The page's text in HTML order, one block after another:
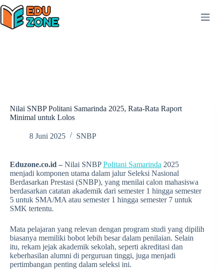
Skip
to
content
Nilai SNBP Politani Samarinda 2025, Rata-Rata Raport
Minimal untuk Lolos
8 Juni 2025 SNBP
Eduzone.co.id – Nilai SNBPPolitani Samarinda 2025
menjadi komponen utama dalam jalur Seleksi Nasional
Berdasarkan Prestasi (SNBP), yang menilai calon mahasiswa
berdasarkan catatan akademik dari semester 1 hingga semester
5 untuk SMA/MA atau semester 1 hingga semester 7 untuk
SMK tertentu.
Mata pelajaran yang relevan dengan program studi yang dipilih
biasanya memiliki bobot lebih besar dalam penilaian. Selain
itu, rekam jejak akademik sekolah, seperti akreditasi dan
keberhasilan alumni di perguruan tinggi, juga menjadi
pertimbangan penting dalam seleksi ini.